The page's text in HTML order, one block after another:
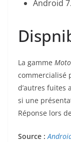
Android
La gamme
commercialisé
d’autres fuites
si une
Réponse lors
Source :